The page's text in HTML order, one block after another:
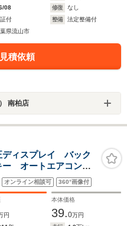
08 修復
なし
付 整備
法定整備付
県流山市
積依頼
南柏店
ィスプレイ バック
ー オートエアコン
イトレベライザー
ミラー
オンライン相談可 360°画像付
円
本体価格
39.0万円